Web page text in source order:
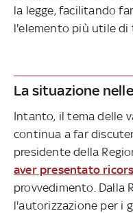
la legge, facilitando
l'elemento più utile di
La situazione
Intanto, il tema delle
continua a far
presidente della
aver presentato
provvedimento. Dalla
l'autorizzazione per i